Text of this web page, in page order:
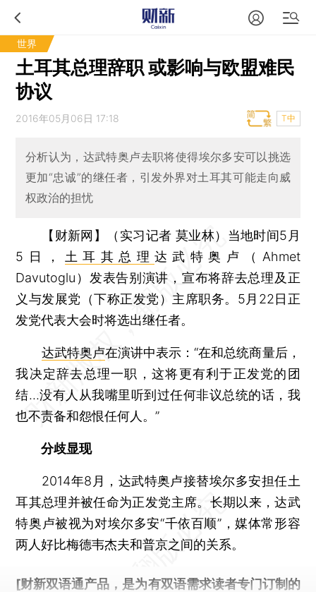
世界
土耳其总理辞职 或影响与欧盟难民
协议
2016年05月06日 17:18 T中
分析认为，达武特奥卢去职将使得埃尔多安可以挑选
更加“忠诚”的继任者，引发外界对土耳其可能走向威
权政治的担忧
【财新网】（实习记者 莫业林） 当地时间5月
5日，
土耳其总理 达武特奥卢（Ahmet
Davutoglu）发表告别演讲，宣布将辞去总理及正
义与发展党（下称正发党）主席职务。5月22日正
发党代表大会时将选出继任者。
达武特奥卢在演讲中表示：“在和总统商量后，
我决定辞去总理一职，这将更有利于正发党的团
结...没有人从我嘴里听到过任何非议总统的话，我
也不责备和怨恨任何人。”
分歧显现
2014年8月，达武特奥卢接替埃尔多安担任土
耳其总理并被任命为正发党主席。长期以来，达武
特奥卢被视为对埃尔多安“千依百顺”，媒体常形容
两人好比梅德韦杰夫和普京之间的关系。
[财新双语通产品，是为有双语需求读者专门订制的